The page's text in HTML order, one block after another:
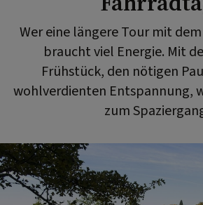
Wer eine längere Tour mit
braucht viel Energie. Mit
Frühstück, den nötigen
wohlverdienten Entspannung,
zum